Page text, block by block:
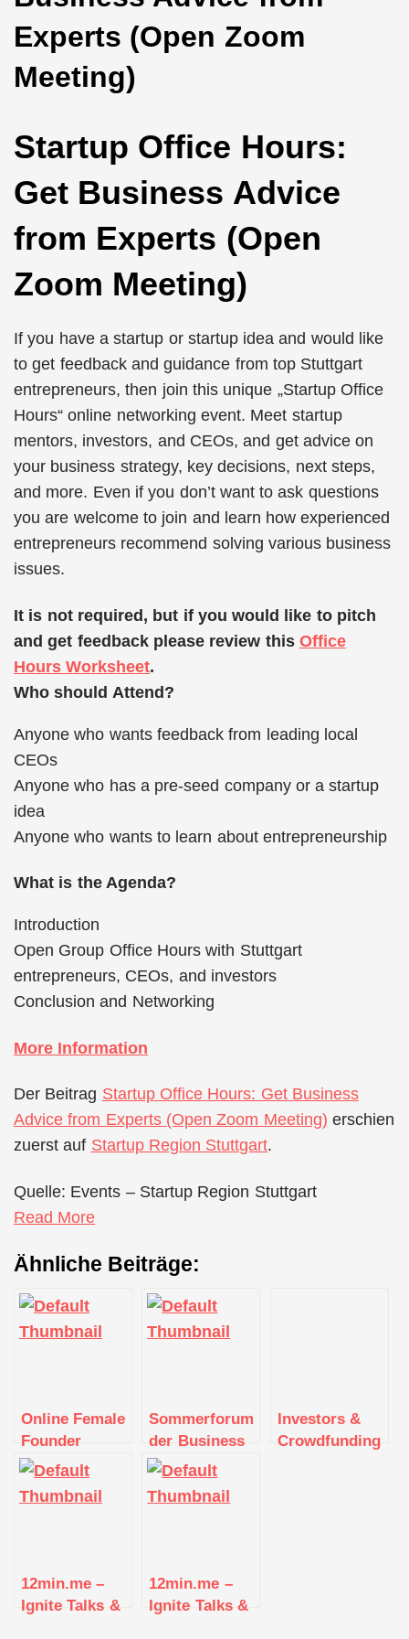
Experts (Open Zoom
Meeting)
Startup Office Hours:
Get Business Advice
from Experts (Open
Zoom Meeting)
If you have a startup or startup idea and would like
to get feedback and guidance from top Stuttgart
entrepreneurs, then join this unique „Startup Office
Hours“ online networking event. Meet startup
mentors, investors, and CEOs, and get advice on
your business strategy, key decisions, next steps,
and more. Even if you don’t want to ask questions
you are welcome to join and learn how experienced
entrepreneurs recommend solving various business
issues.
It is not required, but if you would like to pitch
and get feedback please review this Office
Hours Worksheet.
Who should Attend?
Anyone who wants feedback from leading local
CEOs
Anyone who has a pre-seed company or a startup
idea
Anyone who wants to learn about entrepreneurship
What is the Agenda?
Introduction
Open Group Office Hours with Stuttgart
entrepreneurs, CEOs, and investors
Conclusion and Networking
More Information
Der Beitrag Startup Office Hours: Get Business
Advice from Experts (Open Zoom Meeting) erschien
zuerst auf Startup Region Stuttgart.
Quelle: Events – Startup Region Stuttgart
Read More
Ähnliche Beiträge:
Online Female
Founder
Roundtable:
Ahead in
Sommerforum
der Business
Angels Region
2021
Investors &
Crowdfunding
12min.me –
Ignite Talks &
12min.me –
Ignite Talks &